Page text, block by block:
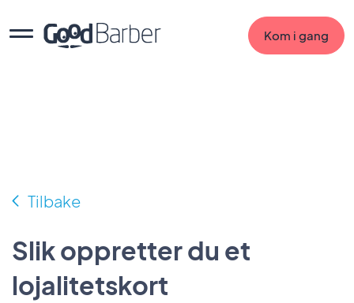
Kom i gang
Tilbake
Slik oppretter du et
lojalitetskort